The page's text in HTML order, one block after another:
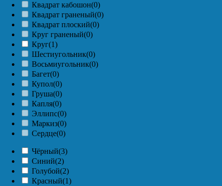
Квадрат кабошон(0)
Квадрат граненый(0)
Квадрат плоский(0)
Круг граненый(0)
Круг(1)
Шестиугольник(0)
Восьмиугольник(0)
Багет(0)
Купол(0)
Груша(0)
Капля(0)
Эллипс(0)
Маркиз(0)
Сердце(0)
Чёрный(3)
Синий(2)
Голубой(2)
Красный(1)